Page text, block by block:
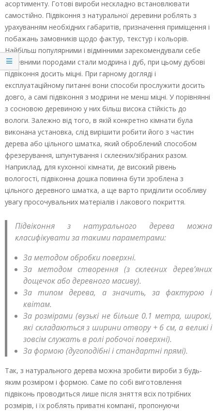
асортименту. Готові вироби нескладно встановлювати
самостійно. Підвіконня з натуральної деревини роблять з
урахуванням необхідних габаритів, призначення приміщення і
побажань замовників щодо фактур, текстур і кольорів.
Найбільш популярними і відмінними зарекомендували себе
деревними породами стали модрина і дуб, при цьому дубові
підвіконня досить міцні. При гарному догляді і
експлуатаційному питанні вони способи прослужити досить
довго, а самі підвіконня з модрини не менш міцні. У порівнянні
з сосновою деревиною у них більш висока стійкість до
вологи. Залежно від того, в якій конкретно кімнати була
виконана установка, слід вирішити робити його з частин
дерева або цільного шматка, який оброблений способом
фрезерування, шпунтування і склеєних/зібраних разом.
Наприклад, для кухонної кімнати, де високий рівень
вологості, підвіконна дошка повинна бути зроблена з
цільного деревного шматка, а ще варто приділити особливу
увагу просочувальних матеріалів і лакового покриття.
Підвіконня з натурального дерева можна
класифікувати за такими параметрами:
За методом обробки поверхні.
За методом створення (з склеєних дерев’яних
дощечок або деревного масиву).
За типом дерева, а значить, за фактурою і
квітам.
За розмірами (вузькі не більше 0.1 метра, широкі,
які складаються з ширини отвору + 6 см, а великі і
зовсім служать в ролі робочої поверхні).
За формою (дугоподібні і стандартні прямі).
Так, з натурального дерева можна зробити вироби з будь-
яким розміром і формою. Саме по собі виготовлення
підвіконь проводиться лише після зняття всіх потрібних
розмірів, і їх роблять приватні компанії, пропонуючи